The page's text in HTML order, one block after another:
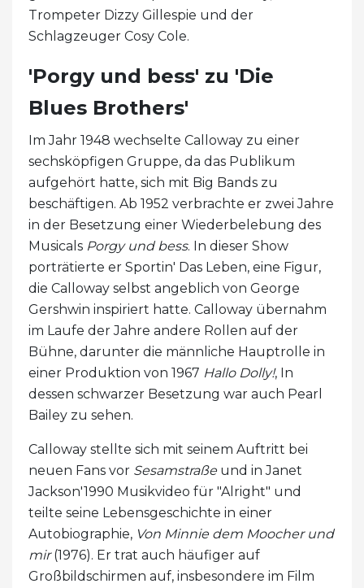
Trompeter Dizzy Gillespie und der
Schlagzeuger Cosy Cole.
'Porgy und bess' zu 'Die
Blues Brothers'
Im Jahr 1948 wechselte Calloway zu einer
sechsköpfigen Gruppe, da das Publikum
aufgehört hatte, sich mit Big Bands zu
beschäftigen. Ab 1952 verbrachte er zwei Jahre
in der Besetzung einer Wiederbelebung des
Musicals Porgy und bess. In dieser Show
porträtierte er Sportin' Das Leben, eine Figur,
die Calloway selbst angeblich von George
Gershwin inspiriert hatte. Calloway übernahm
im Laufe der Jahre andere Rollen auf der
Bühne, darunter die männliche Hauptrolle in
einer Produktion von 1967 Hallo Dolly!, In
dessen schwarzer Besetzung war auch Pearl
Bailey zu sehen.
Calloway stellte sich mit seinem Auftritt bei
neuen Fans vor Sesamstraßeund in Janet
Jackson'1990 Musikvideo für "Alright" und
teilte seine Lebensgeschichte in einer
Autobiographie, Von Minnie dem Moocher und
mir(1976). Er trat auch häufiger auf
Großbildschirmen auf, insbesondere im Film